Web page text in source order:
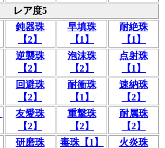
レア度5
鈍器珠
【2】
早填珠
【1】
耐絶珠
【1】
逆襲珠
【2】
泡沫珠
【2】
点射珠
【1】
回避珠
【2】
耐衝珠
【1】
速納珠
【2】
友愛珠
【2】
重撃珠
【2】
耐属珠
【2】
研磨珠
毒珠【1】
火炎珠